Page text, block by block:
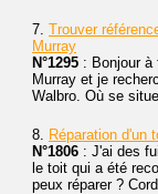
7. Trouver
Murray
N°1295 : Bonjour à
Murray et je
Walbro. Où se
8. Réparation d'un
N°1806 : J'ai des
le toit qui a été
peux réparer ?